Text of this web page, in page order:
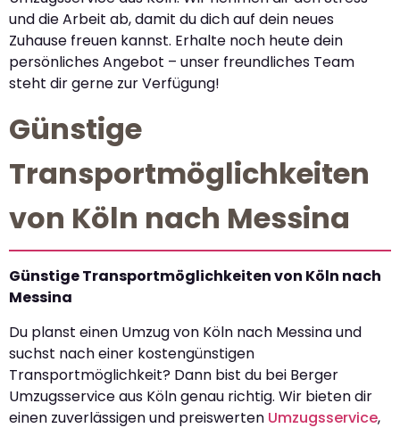
und die Arbeit ab, damit du dich auf dein neues
Zuhause freuen kannst. Erhalte noch heute dein
persönliches Angebot – unser freundliches Team
steht dir gerne zur Verfügung!
Günstige
Transportmöglichkeiten
von Köln nach Messina
Günstige Transportmöglichkeiten von Köln nach
Messina
Du planst einen Umzug von Köln nach Messina und
suchst nach einer kostengünstigen
Transportmöglichkeit? Dann bist du bei Berger
Umzugsservice aus Köln genau richtig. Wir bieten dir
einen zuverlässigen und preiswerten Umzugsservice,